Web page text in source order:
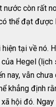
còn rất
thể đạt được
tại về nó.
của Hegel
nay, vẫn chưa
khẳng định
hội đó.